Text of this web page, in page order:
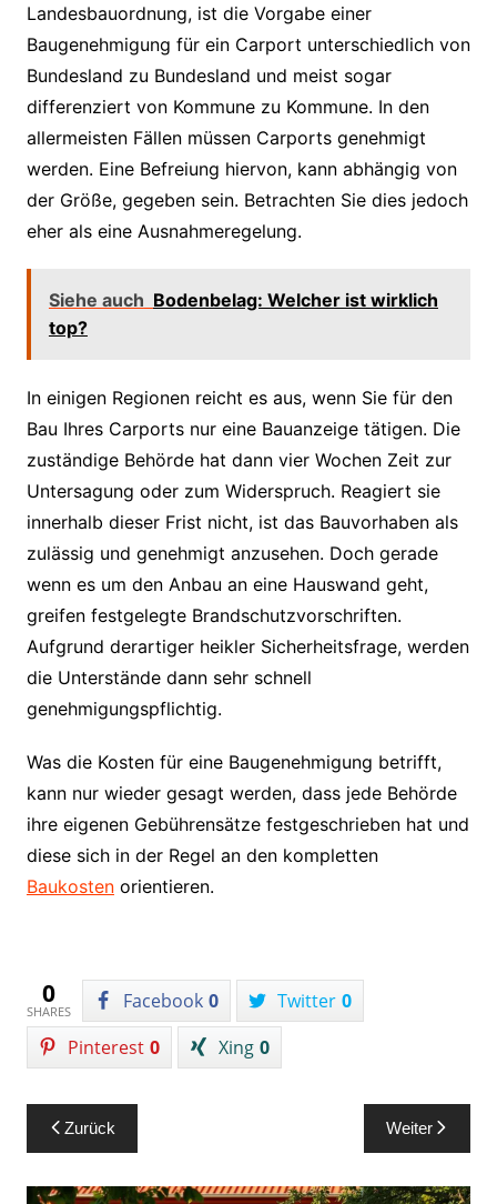
Landesbauordnung, ist die Vorgabe einer
Baugenehmigung für ein Carport unterschiedlich von
Bundesland zu Bundesland und meist sogar
differenziert von Kommune zu Kommune. In den
allermeisten Fällen müssen Carports genehmigt
werden. Eine Befreiung hiervon, kann abhängig von
der Größe, gegeben sein. Betrachten Sie dies jedoch
eher als eine Ausnahmeregelung.
Siehe auch Bodenbelag: Welcher ist wirklich
top?
In einigen Regionen reicht es aus, wenn Sie für den
Bau Ihres Carports nur eine Bauanzeige tätigen. Die
zuständige Behörde hat dann vier Wochen Zeit zur
Untersagung oder zum Widerspruch. Reagiert sie
innerhalb dieser Frist nicht, ist das Bauvorhaben als
zulässig und genehmigt anzusehen. Doch gerade
wenn es um den Anbau an eine Hauswand geht,
greifen festgelegte Brandschutzvorschriften.
Aufgrund derartiger heikler Sicherheitsfrage, werden
die Unterstände dann sehr schnell
genehmigungspflichtig.
Was die Kosten für eine Baugenehmigung betrifft,
kann nur wieder gesagt werden, dass jede Behörde
ihre eigenen Gebührensätze festgeschrieben hat und
diese sich in der Regel an den kompletten
Baukostenorientieren.
0
SHARES Facebook 0 Twitter 0
Pinterest 0 Xing 0
Beitragsnavigation
Zurück Weiter